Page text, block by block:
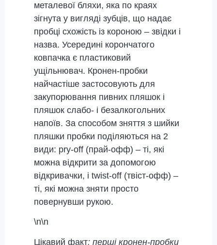
металевої бляхи, яка по краях
зігнута у вигляді зубців, що надає
пробці схожість із короною – звідки і
назва. Усередині корончатого
ковпачка є пластиковий
ущільнювач. Кронен-пробки
найчастіше застосовують для
закупорювання пивних пляшок і
пляшок слабо- і безалкогольних
напоїв. За способом зняття з шийки
пляшки пробки поділяються на 2
види: pry-off (прай-офф) – ті, які
можна відкрити за допомогою
відкривачки, і twist-off (твіст-офф) –
ті, які можна зняти просто
повернувши рукою.
\n\n
Цікавий факт: перші кронен-пробки